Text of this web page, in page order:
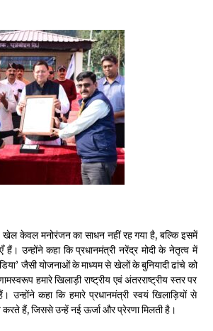
केवल मनोरंजन का साधन नहीं रह गया है, बल्कि इसमें
हैं। उन्होंने कहा कि प्रधानमंत्री नरेंद्र मोदी के नेतृत्व में
जैसी योजनाओं के माध्यम से खेलों के बुनियादी ढांचे को
हमारे खिलाड़ी राष्ट्रीय एवं अंतरराष्ट्रीय स्तर पर
उन्होंने कहा कि हमारे प्रधानमंत्री स्वयं खिलाड़ियों से
करते हैं, जिससे उन्हें नई ऊर्जा और प्रेरणा मिलती है।